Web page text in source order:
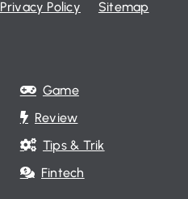
Privacy Policy
Sitemap
Game
Review
Tips & Trik
Fintech